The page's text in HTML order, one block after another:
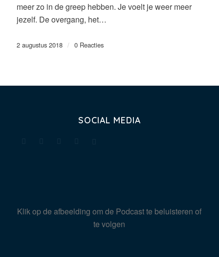
meer zo in de greep hebben. Je voelt je weer meer
jezelf. De overgang, het…
2 augustus 2018 / 0 Reacties
SOCIAL MEDIA
Klik op de afbeelding om de Podcast te beluisteren of
te volgen